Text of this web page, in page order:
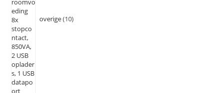
overige 10